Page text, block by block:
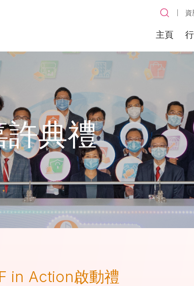
資
主頁
許典禮
in Action啟動禮